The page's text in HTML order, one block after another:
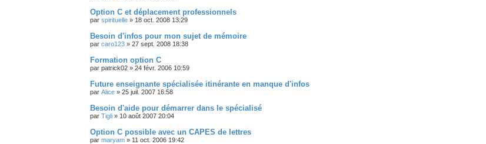
Option C et déplacement professionnels
par spirituelle » 18 oct. 2008 13:29
Besoin d'infos pour mon sujet de mémoire
par caro123 » 27 sept. 2008 18:38
Formation option C
par patrick02 » 24 févr. 2006 10:59
Future enseignante spécialisée itinérante en manque d'infos
par Alice » 25 juil. 2007 16:58
Besoin d'aide pour démarrer dans le spécialisé
par Tigli » 10 août 2007 20:04
Option C possible avec un CAPES de lettres
par maryam » 11 oct. 2006 19:42